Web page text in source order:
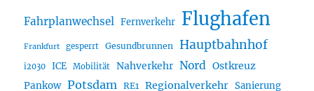
Fahrplanwechsel Fernverkehr Flughafen
Frankfurt gesperrt Gesundbrunnen Hauptbahnhof
i2030 ICE Mobilität Nahverkehr Nord Ostkreuz
Pankow Potsdam RE1 Regionalverkehr Sanierung